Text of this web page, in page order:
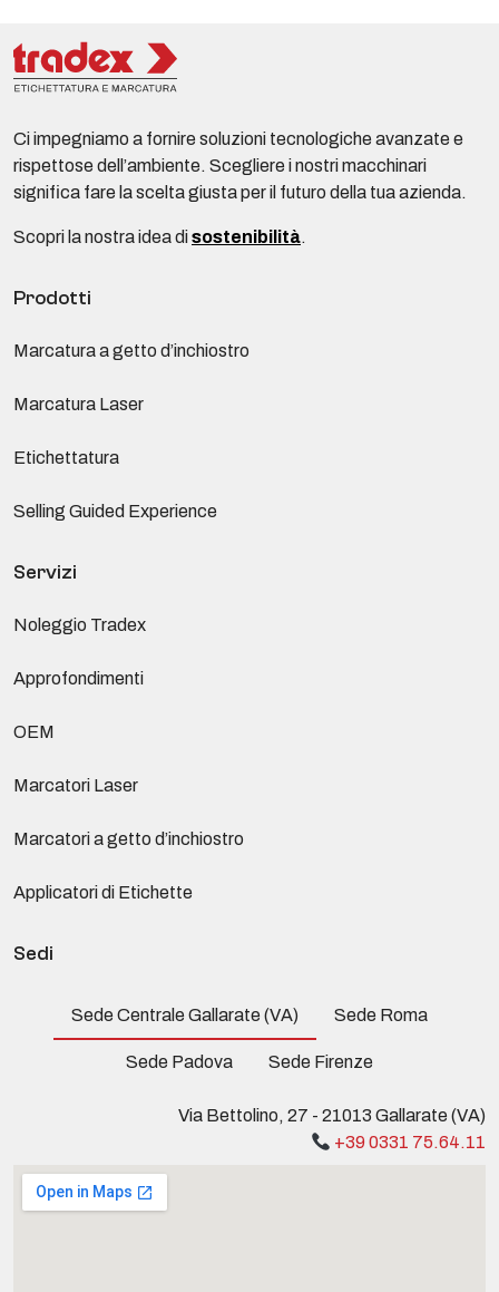
Ci impegniamo a fornire soluzioni tecnologiche avanzate e
rispettose dell’ambiente. Scegliere i nostri macchinari
significa fare la scelta giusta per il futuro della tua azienda.
Scopri la nostra idea disostenibilità.
Prodotti
Marcatura a getto d’inchiostro
Marcatura Laser
Etichettatura
Selling Guided Experience
Servizi
Noleggio Tradex
Approfondimenti
OEM
Marcatori Laser
Marcatori a getto d’inchiostro
Applicatori di Etichette
Sedi
Sede Centrale Gallarate (VA) Sede Roma
Sede Padova Sede Firenze
Via Bettolino, 27 - 21013 Gallarate (VA)
+39 0331 75.64.11